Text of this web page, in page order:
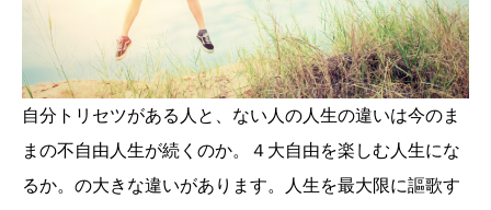
自分トリセツがある人と、ない人の人生の違いは今のま
まの不自由人生が続くのか。４大自由を楽しむ人生にな
るか。の大きな違いがあります。人生を最大限に謳歌す